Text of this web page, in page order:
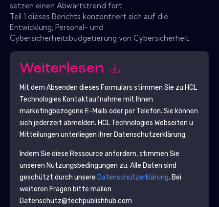
setzen einen Abwärtstrend fort.
Teil 1 dieses Berichts konzentriert sich auf die
Entwicklung, Personal- und
Cybersicherheitsbudgetierung von Cybersicherheit.
Weiterlesen
Mit dem Absenden dieses Formulars stimmen Sie zu HCL
Technologies Kontaktaufnahme mit Ihnen
marketingbezogene E-Mails oder per Telefon. Sie können
sich jederzeit abmelden. HCL Technologies Webseiten u
Mitteilungen unterliegen ihrer Datenschutzerklärung.
Indem Sie diese Ressource anfordern, stimmen Sie
unseren Nutzungsbedingungen zu. Alle Daten sind
geschützt durch unsere Datenschutzerklärung. Bei
weiteren Fragen bitte mailen
Datenschutz@techpublishhub.com